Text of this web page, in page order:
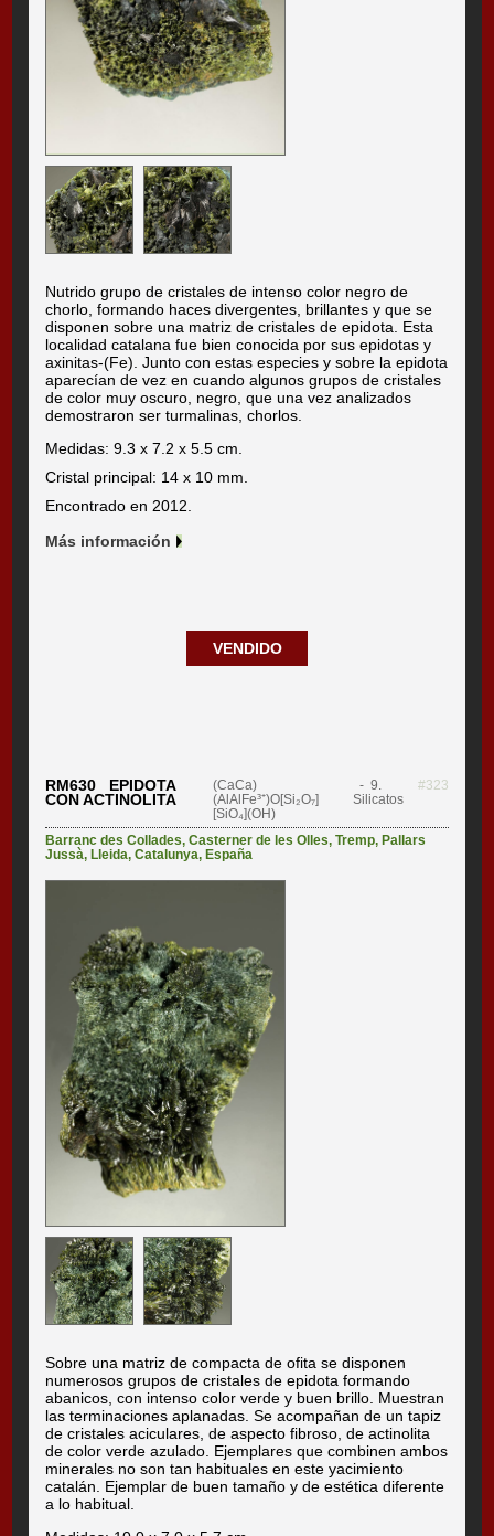
Nutrido grupo de cristales de intenso color negro de
chorlo, formando haces divergentes, brillantes y que se
disponen sobre una matriz de cristales de epidota. Esta
localidad catalana fue bien conocida por sus epidotas y
axinitas-(Fe). Junto con estas especies y sobre la epidota
aparecían de vez en cuando algunos grupos de cristales
de color muy oscuro, negro, que una vez analizados
demostraron ser turmalinas, chorlos.
Medidas: 9.3 x 7.2 x 5.5 cm.
Cristal principal: 14 x 10 mm.
Encontrado en 2012.
Más información
VENDIDO
RM630 EPIDOTA
CON ACTINOLITA
(CaCa)
(AlAlFe³⁺)O[Si₂O₇]
[SiO₄](OH)
- 9.
Silicatos
#323
Barranc des Collades,Casterner de les Olles,Tremp,Pallars
Jussà,Lleida,Catalunya,España
Sobre una matriz de compacta de ofita se disponen
numerosos grupos de cristales de epidota formando
abanicos, con intenso color verde y buen brillo. Muestran
las terminaciones aplanadas. Se acompañan de un tapiz
de cristales aciculares, de aspecto fibroso, de actinolita
de color verde azulado. Ejemplares que combinen ambos
minerales no son tan habituales en este yacimiento
catalán. Ejemplar de buen tamaño y de estética diferente
a lo habitual.